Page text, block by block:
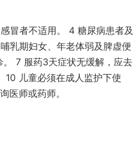
冒者不适用。 4 糖尿病患者及
乳期妇女、年老体弱及脾虚便
7 服药3天症状无缓解，应去
10 儿童必须在成人监护下使
医师或药师。